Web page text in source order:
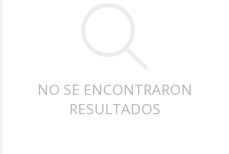
NO SE ENCONTRARON
RESULTADOS